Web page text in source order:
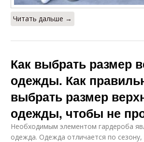
Читать дальше →
Как выбрать размер
одежды. Как
выбрать размер
одежды, чтобы не
Необходимым элементом гардероба
одежда. Одежда отличается по